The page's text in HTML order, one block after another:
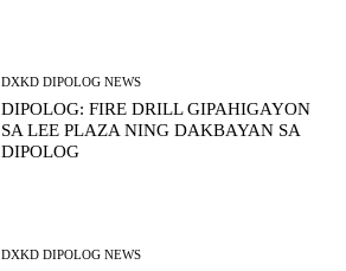
DXKD DIPOLOG NEWS
DIPOLOG: FIRE DRILL GIPAHIGAYON
SA LEE PLAZA NING DAKBAYAN SA
DIPOLOG
DXKD DIPOLOG NEWS